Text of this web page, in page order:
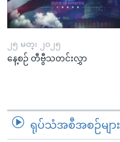
၂၅ မတ္၊ ၂၀၂၅
နေ့စဉ် တီဗွီသတင်းလွှာ
ရုပ်သံအစီအစဉ်များ